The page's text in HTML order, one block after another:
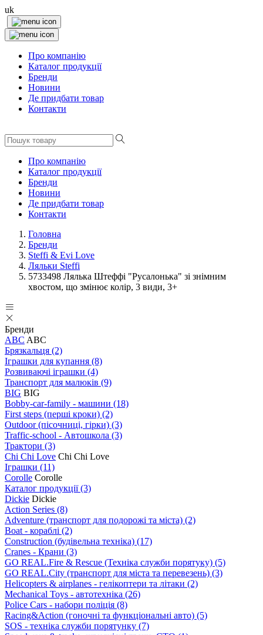
uk
Про компанію
Каталог продукції
Бренди
Новини
Де придбати товар
Контакти
Про компанію
Каталог продукції
Бренди
Новини
Де придбати товар
Контакти
Головна
Бренди
Steffi & Evi Love
Ляльки Steffi
5733498 Лялька Штеффі "Русалонька" зі знімним
хвостом, що змінює колір, 3 види, 3+
Бренди
ABC ABC
Брязкальця (2)
Іграшки для купання (8)
Розвиваючі іграшки (4)
Транспорт для малюків (9)
BIG BIG
Bobby-car-family - машини (18)
First steps (перші кроки) (2)
Outdoor (пісочниці, гірки) (3)
Traffic-school - Автошкола (3)
Трактори (3)
Chi Chi Love Chi Chi Love
Іграшки (11)
Corolle Corolle
Каталог продукції(3)
Dickie Dickie
Action Series (8)
Adventure (транспорт для подорожі та міста) (2)
Boat - кораблі (2)
Construction (будівельна техніка) (17)
Cranes - Крани (3)
GO REAL.Fire & Rescue (Техніка служби порятуку) (5)
GO REAL.City (транспорт для міста та перевезень) (3)
Helicopters & airplanes - гелікоптери та літаки (2)
Mechanical Toys - автотехніка (26)
Police Cars - набори поліція (8)
Racing&Action (гоночні та функціональні авто) (5)
SOS - техніка служби порятунку (7)